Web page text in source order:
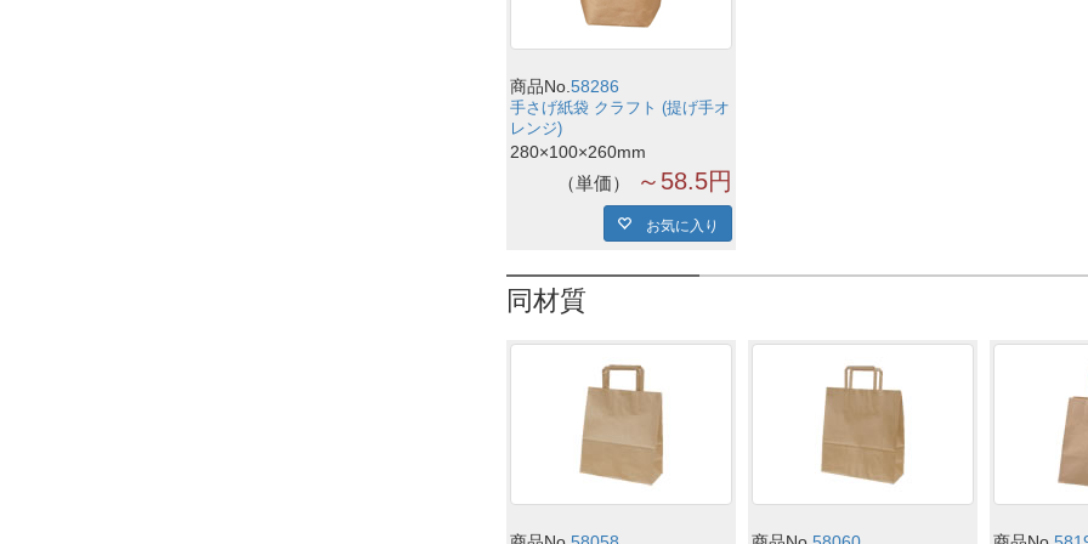
商品No. 58286
手さげ紙袋 クラフト (提げ手オ
レンジ)
280×100×260mm
単価 ～58.5円
お気に入り
同材質